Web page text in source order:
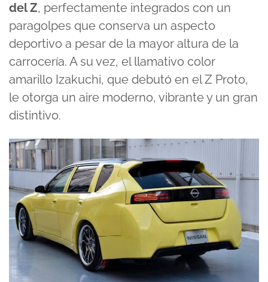
del Z, perfectamente integrados con un
paragolpes que conserva un aspecto
deportivo a pesar de la mayor altura de la
carrocería. A su vez, el llamativo color
amarillo Izakuchi, que debutó en el Z Proto,
le otorga un aire moderno, vibrante y un gran
distintivo.